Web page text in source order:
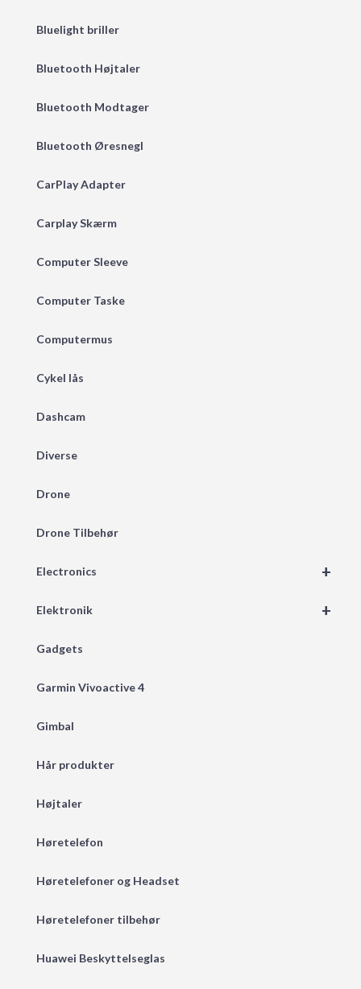
Bluelight briller
Bluetooth Højtaler
Bluetooth Modtager
Bluetooth Øresnegl
CarPlay Adapter
Carplay Skærm
Computer Sleeve
Computer Taske
Computermus
Cykel lås
Dashcam
Diverse
Drone
Drone Tilbehør
+
Electronics
+
Elektronik
Gadgets
Garmin Vivoactive 4
Gimbal
Hår produkter
Højtaler
Høretelefon
Høretelefoner og Headset
Høretelefoner tilbehør
Huawei Beskyttelseglas